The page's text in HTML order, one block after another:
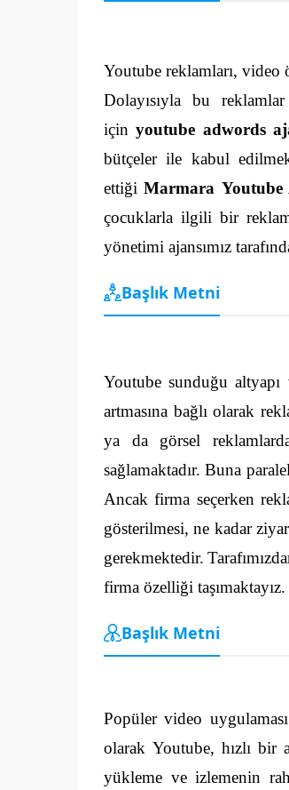
Youtube reklamları, video
Dolayısıyla bu
içinyoutube adwords
bütçeler ile kabul
ettiğiMarmara
çocuklarla ilgili bir
yönetimi ajansımız
Başlık Metni
Youtube sunduğu altyapı
artmasına bağlı olarak
ya da görsel
sağlamaktadır. Buna
Ancak firma seçerken
gösterilmesi, ne kadar
gerekmektedir.
firma özelliği taşımaktayız.
Başlık Metni
Popüler video
olarak Youtube, hızlı bir
yükleme ve izlemenin